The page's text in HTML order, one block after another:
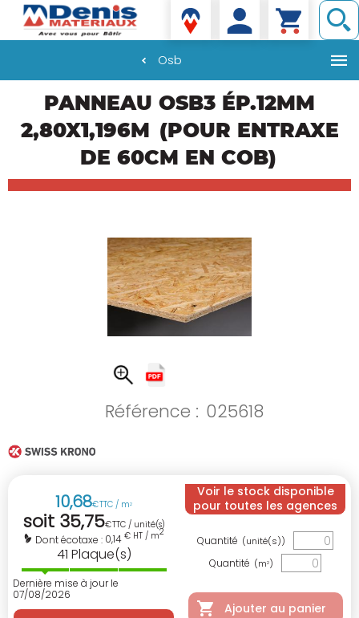
principal
Denis matériaux
Osb
PANNEAU OSB3 ÉP.12MM
2,80X1,196M (POUR ENTRAXE
DE 60CM EN COB)
Référence : 025618
10,68€TTC / m2
soit 35,75€TTC / unité(s)
Dont écotaxe : 0,14 € HT / m2
41 Plaque(s)
Dernière mise à jour le
07/08/2026
Voir le stock disponible
pour toutes les agences
Quantité (unité(s))
Quantité (m2)
Ajouter au panier